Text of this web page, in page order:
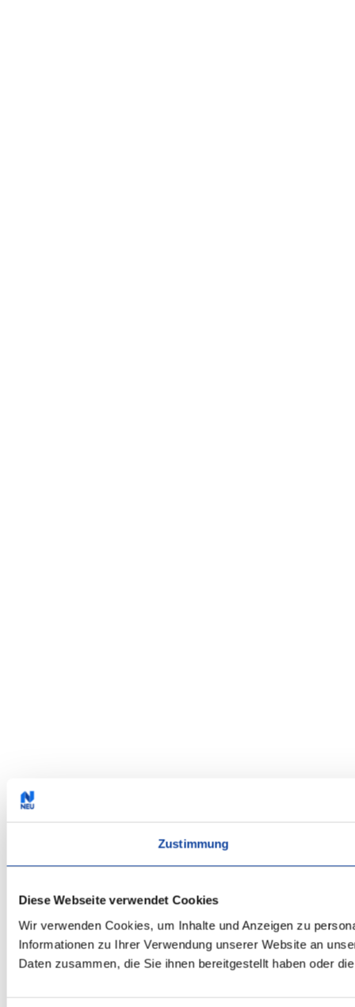
Zustimmung
Diese Webseite verwendet Cookies
Wir verwenden Cookies, um Inhalte und Anzeigen zu
Informationen zu Ihrer Verwendung unserer Website an
Daten zusammen, die Sie ihnen bereitgestellt haben oder